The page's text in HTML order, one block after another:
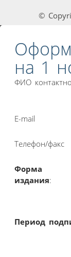
©
на 1
ФИО
E-mail
Телефон/факс
Форма
издания:
Период